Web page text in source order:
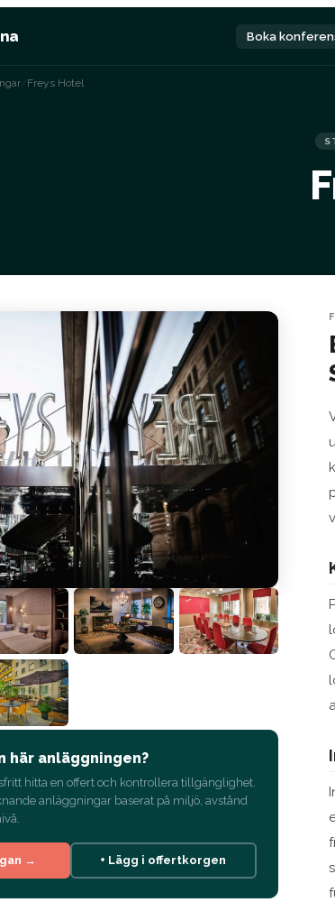
Boka
Freys Hotel
här anläggningen?
hitta en offert och kontrollera tillgänglighet.
anläggningar baserat på miljö, avstånd
→ + Lägg i offertkorgen